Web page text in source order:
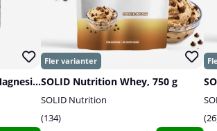
Star Nutrition Ultimate Magnesium, 90 capsSOLID Nutrition Whey, 750 g
SOLID Nutrition
134
26